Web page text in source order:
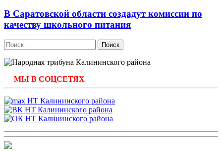
В Саратовской области создадут комиссии по
качеству школьного питания
Найти:
МЫ В СОЦСЕТЯХ